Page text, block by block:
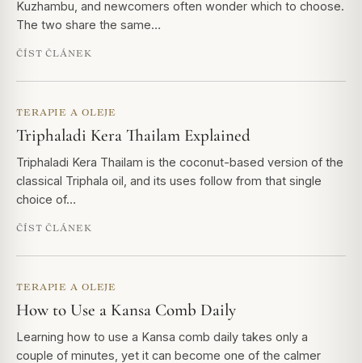
Kuzhambu, and newcomers often wonder which to choose.
The two share the same…
ČÍST ČLÁNEK
TERAPIE A OLEJE
Triphaladi Kera Thailam Explained
Triphaladi Kera Thailam is the coconut-based version of the
classical Triphala oil, and its uses follow from that single
choice of…
ČÍST ČLÁNEK
TERAPIE A OLEJE
How to Use a Kansa Comb Daily
Learning how to use a Kansa comb daily takes only a
couple of minutes, yet it can become one of the calmer